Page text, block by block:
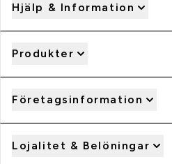
Hjälp & Information
Produkter
Företagsinformation
Lojalitet & Belöningar